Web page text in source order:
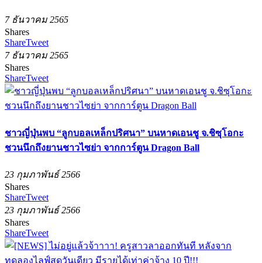
7 ธันวาคม 2565
Shares
ShareTweet
7 ธันวาคม 2565
Shares
ShareTweet
ชาวญี่ปุ่นพบ “ลูกบอลเหล็กปริศนา” บนหาดเอนชู จ.ชิซุโอกะ
ชวนนึกถึงยานชาวไซย่า จากการ์ตูน Dragon Ball
23 กุมภาพันธ์ 2566
Shares
ShareTweet
23 กุมภาพันธ์ 2566
Shares
ShareTweet